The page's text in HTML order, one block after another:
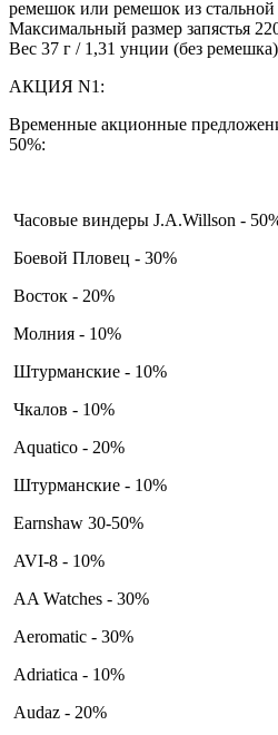
ремешок или ремешок из стальной
Максимальный размер запястья
Вес 37 г / 1,31 унции (без ремешка)
АКЦИЯ N1:
Временные акционные
50%:
Часовые виндеры J.A.Willson -
Боевой Пловец - 30%
Восток - 20%
Молния - 10%
Штурманские - 10%
Чкалов - 10%
Aquatico - 20%
Штурманские - 10%
Earnshaw 30-50%
AVI-8 - 10%
AA Watches - 30%
Aeromatic - 30%
Adriatica - 10%
Audaz - 20%